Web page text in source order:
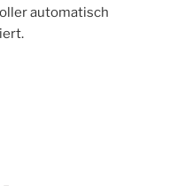
automatisch